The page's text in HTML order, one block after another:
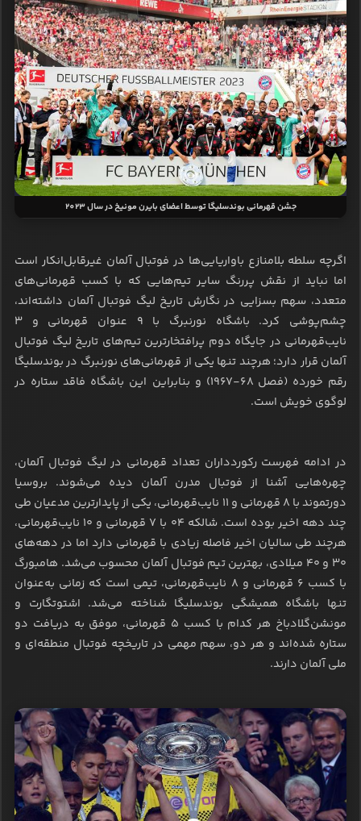
جشن قهرمانی بوندسلیگا توسط اعضای بایرن مونیخ در سال 2023
اگرچه سلطه بلامنازع باواریایی‌ها در فوتبال آلمان غیرقابل‌انکار است
اما نباید از نقش پررنگ سایر تیم‌هایی که با کسب قهرمانی‌های
متعدد، سهم بسزایی در نگارش تاریخ لیگ فوتبال آلمان داشته‌اند،
چشم‌پوشی کرد. باشگاه نورنبرگ با ۹ عنوان قهرمانی و ۳
نایب‌قهرمانی در جایگاه دوم پرافتخارترین تیم‌های تاریخ لیگ فوتبال
آلمان قرار دارد؛ هرچند تنها یکی از قهرمانی‌های نورنبرگ در بوندسلیگا
رقم خورده (فصل ۶۸-۱۹۶۷) و بنابراین این باشگاه فاقد ستاره در
لوگوی خویش است.
در ادامه فهرست رکوردداران تعداد قهرمانی در لیگ فوتبال آلمان،
چهره‌هایی آشنا از فوتبال مدرن آلمان دیده می‌شوند. بروسیا
دورتموند با ۸ قهرمانی و ۱۱ نایب‌قهرمانی، یکی از پایدارترین مدعیان طی
چند دهه اخیر بوده است. شالکه ۰۴ با ۷ قهرمانی و ۱۰ نایب‌قهرمانی،
هرچند طی سالیان اخیر فاصله زیادی با قهرمانی دارد اما در دهه‌های
۳۰ و ۴۰ میلادی، بهترین تیم فوتبال آلمان محسوب می‌شد. هامبورگ
با کسب ۶ قهرمانی و ۸ نایب‌قهرمانی، تیمی است که زمانی به‌عنوان
تنها باشگاه همیشگی بوندسلیگا شناخته می‌شد. اشتوتگارت و
مونشن‌گلادباخ هر کدام با کسب ۵ قهرمانی، موفق به دریافت دو
ستاره شده‌اند و هر دو، سهم مهمی در تاریخچه فوتبال منطقه‌ای و
ملی آلمان دارند.